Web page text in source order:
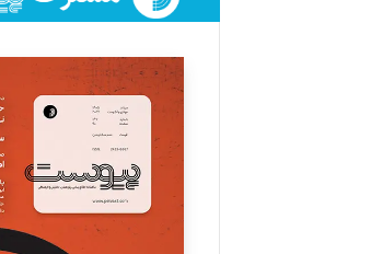
فائزه فتحی
تحریریه
سروش کرمیان
تحریریه
مینا پاکدل